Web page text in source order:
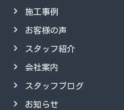
施工事例
お客様の声
スタッフ紹介
会社案内
スタッフブログ
お知らせ